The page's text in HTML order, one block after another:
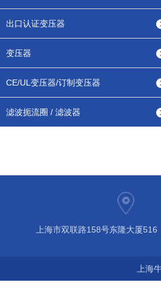
出口认证变压器
变压器
CE/UL变压器/订制变压器
滤波扼流圈 / 滤波器
上海市双联路158号东隆大厦516
上海